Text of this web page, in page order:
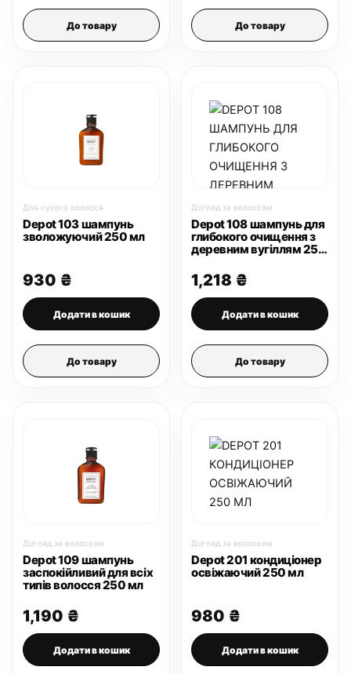
До товару До товару
Для сухого волосся
Depot 103 шампунь
зволожуючий 250 мл
930 ₴
Додати в кошик
До товару
Догляд за волоссям
Depot 108 шампунь для
глибокого очищення з
деревним вугіллям 250
1,218 ₴
Додати в кошик
До товару
Догляд за волоссям
Depot 109 шампунь
заспокійливий для всіх
типів волосся 250 мл
1,190 ₴
Додати в кошик
Догляд за волоссям
Depot 201 кондиціонер
освіжаючий 250 мл
980 ₴
Додати в кошик